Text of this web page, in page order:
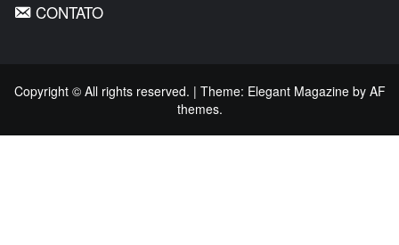
CONTATO
Copyright © All rights reserved. | Theme: Elegant Magazineby AF
themes.